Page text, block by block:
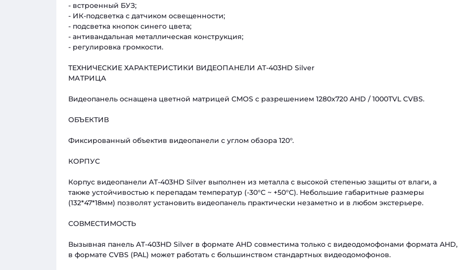
- встроенный БУЗ;
- ИК-подсветка с датчиком освещенности;
- подсветка кнопок синего цвета;
- антивандальная металлическая конструкция;
- регулировка громкости.
ТЕХНИЧЕСКИЕ ХАРАКТЕРИСТИКИ ВИДЕОПАНЕЛИ AT-403HD Silver
МАТРИЦА
Видеопанель оснащена цветной матрицей CMOS с разрешением 1280x720 AHD / 1000TVL CVBS.
ОБЪЕКТИВ
Фиксированный объектив видеопанели с углом обзора 120°.
КОРПУС
Корпус видеопанели AT-403HD Silver выполнен из металла с высокой степенью защиты от влаги, а
также устойчивостью к перепадам температур (-30°C ~ +50°C). Небольшие габаритные размеры
(132*47*18мм) позволят установить видеопанель практически незаметно и в любом экстерьере.
СОВМЕСТИМОСТЬ
Вызывная панель AT-403HD Silver в формате AHD совместима только с видеодомофонами формата AHD,
в формате CVBS (PAL) может работать с большинством стандартных видеодомофонов.